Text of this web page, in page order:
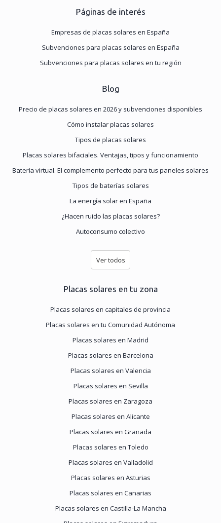
Páginas de interés
Empresas de placas solares en España
Subvenciones para placas solares en España
Subvenciones para placas solares en tu región
Blog
Precio de placas solares en 2026 y subvenciones disponibles
Cómo instalar placas solares
Tipos de placas solares
Placas solares bifaciales. Ventajas, tipos y funcionamiento
Batería virtual. El complemento perfecto para tus paneles solares
Tipos de baterías solares
La energía solar en España
¿Hacen ruido las placas solares?
Autoconsumo colectivo
Ver todos
Placas solares en tu zona
Placas solares en capitales de provincia
Placas solares en tu Comunidad Autónoma
Placas solares en Madrid
Placas solares en Barcelona
Placas solares en Valencia
Placas solares en Sevilla
Placas solares en Zaragoza
Placas solares en Alicante
Placas solares en Granada
Placas solares en Toledo
Placas solares en Valladolid
Placas solares en Asturias
Placas solares en Canarias
Placas solares en Castilla-La Mancha